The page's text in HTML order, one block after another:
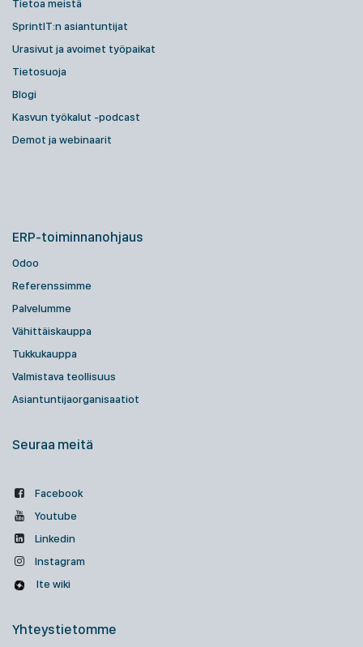
Tietoa meistä
SprintIT:n asiantuntijat
Urasivut ja avoimet työpaikat
Tietosuoja
Blogi
Kasvun työkalut -podcast
Demot ja webinaarit
ERP-toiminnanohjaus
Odoo
Referenssimme
Palvelumme
Vähittäiskauppa
Tukkukauppa
Valmistava teollisuus
Asiantuntijaorganisaatiot
Seuraa meitä
Facebook
Youtube
Linkedin
Instagram
Ite wiki
Yhteystietomme